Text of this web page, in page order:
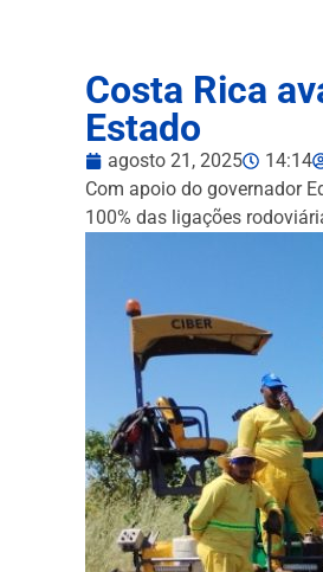
Costa Rica
Estado
agosto 21, 2025 14:14
Com apoio do governador
100% das ligações